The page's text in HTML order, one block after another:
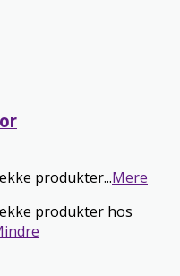
produkter...Mere
produkter hos